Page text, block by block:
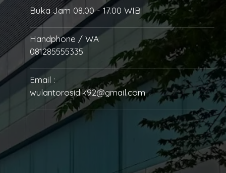
Buka Jam 08.00 - 17.00 WIB
Handphone / WA
081285555335
Email :
wulantorosidik92@gmail.com